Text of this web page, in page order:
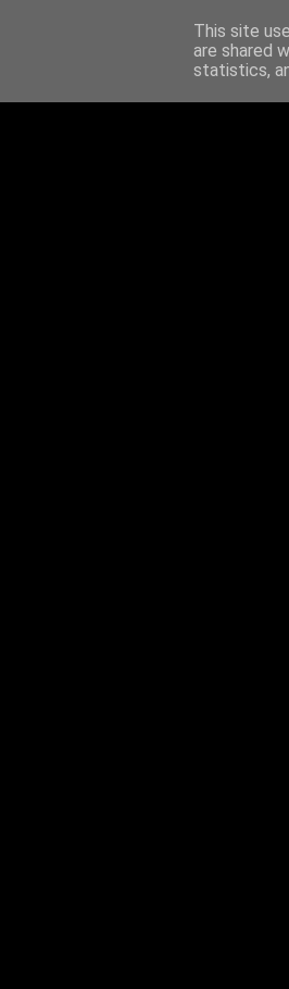
This site
are shared
statistics,